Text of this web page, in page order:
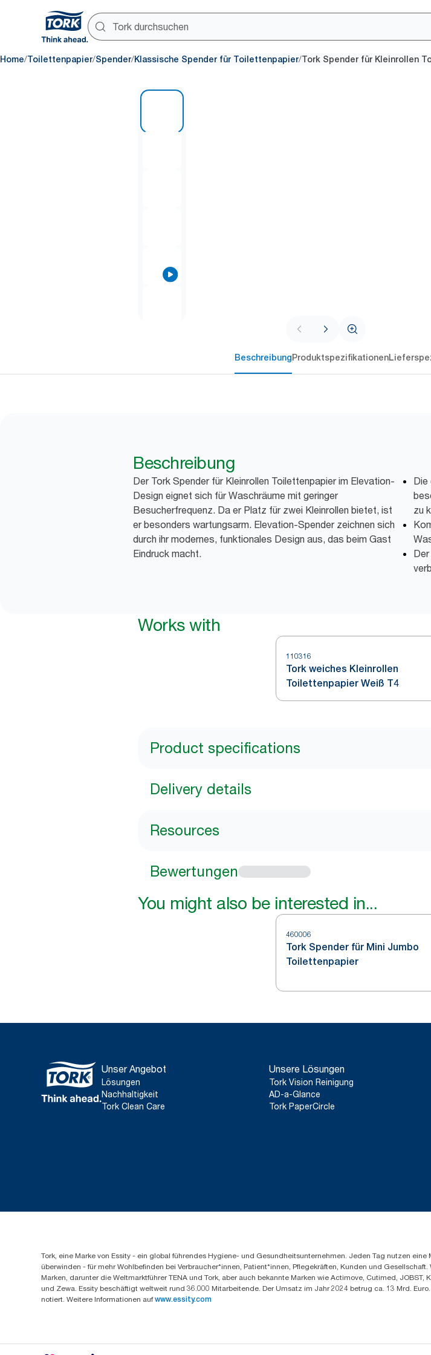
Home/Toilettenpapier/Spender/Klassische Spender für Toilettenpapier/Tork Spender für Kleinrollen
BeschreibungProduktspezifikationen
Beschreibung
Der Tork Spender für Kleinrollen Toilettenpapier im Elevation-
Design eignet sich für Waschräume mit geringer
Besucherfrequenz. Da er Platz für zwei Kleinrollen bietet, ist
er besonders wartungsarm. Elevation-Spender zeichnen sich
durch ihr modernes, funktionales Design aus, das beim Gast
Eindruck macht.
Die
zu
Works with
110316
Tork weiches Kleinrollen
Toilettenpapier Weiß T4
Product specifications
Delivery details
Resources
Bewertungen
You might also be interested in...
460006
Tork Spender für Mini Jumbo
Toilettenpapier
Unser Angebot
Lösungen
Nachhaltigkeit
Tork Clean Care
Unsere Lösungen
Tork Vision Reinigung
AD-a-Glance
Tork PaperCircle
Tork, eine Marke von Essity - ein global führendes Hygiene- und Gesundheitsunternehmen. Jeden Tag nutzen
überwinden - für mehr Wohlbefinden bei Verbraucher*innen, Patient*innen, Pflegekräften, Kunden und
Marken, darunter die Weltmarktführer TENA und Tork, aber auch bekannte Marken wie Actimove, Cutimed,
und Zewa. Essity beschäftigt weltweit rund 36.000 Mitarbeitende. Der Umsatz im Jahr 2024 betrug ca. 13 Mrd.
notiert. Weitere Informationen auf www.essity.com